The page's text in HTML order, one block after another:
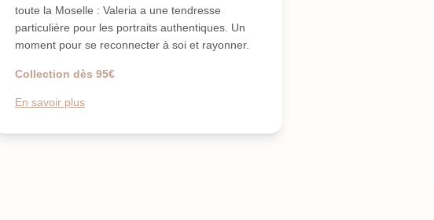
toute la Moselle : Valeria a une tendresse
particulière pour les portraits authentiques. Un
moment pour se reconnecter à soi et rayonner.
Collection dès 95€
En savoir plus